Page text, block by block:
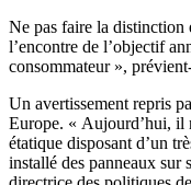
Ne pas faire la distinction
l’encontre de l’objectif
consommateur »,
Un avertissement repris
Europe. « Aujourd’hui, il
étatique disposant d’un
installé des panneaux